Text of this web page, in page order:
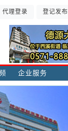
代理登录 登记发布
企业服务